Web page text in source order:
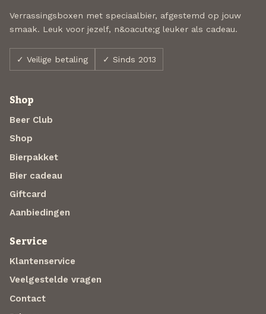
Verrassingsboxen met speciaalbier, afgestemd op jouw
smaak. Leuk voor jezelf, n&oacute;g leuker als cadeau.
✓ Veilige betaling ✓ Sinds 2013
Shop
Beer Club
Shop
Bierpakket
Bier cadeau
Giftcard
Aanbiedingen
Service
Klantenservice
Veelgestelde vragen
Contact